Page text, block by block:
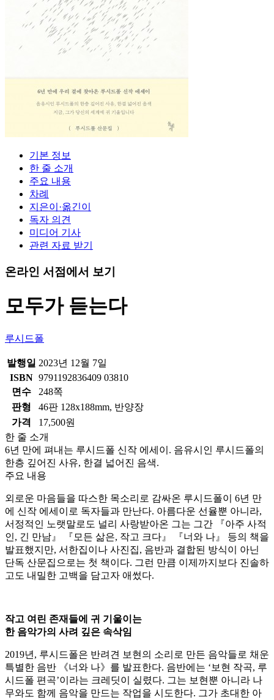
기본 정보
한 줄 소개
주요 내용
차례
지은이·옮긴이
독자 의견
미디어 기사
관련 자료 받기
온라인 서점에서 보기
모두가 듣는다
루시드폴
발행일 2023년 12월 7일
ISBN 9791192836409 03810
면수
248쪽
판형
46판 128x188mm, 반양장
가격
17,500원
한 줄 소개
6년 만에 펴내는 루시드폴 신작 에세이. 음유시인 루시드폴의
한층 깊어진 사유, 한결 넓어진 음색.
주요 내용
외로운 마음들을 따스한 목소리로 감싸온 루시드폴이 6년 만
에 신작 에세이로 독자들과 만난다. 아름다운 선율뿐 아니라,
서정적인 노랫말로도 널리 사랑받아온 그는 그간 『아주 사적
인, 긴 만남』 『모든 삶은, 작고 크다』 『너와 나』 등의 책을
발표했지만, 서한집이나 사진집, 음반과 결합된 방식이 아닌
단독 산문집으로는 첫 책이다. 그런 만큼 이제까지보다 진솔하
고도 내밀한 고백을 담고자 애썼다.
작고 여린 존재들에 귀 기울이는
한 음악가의 사려 깊은 속삭임
2019년, 루시드폴은 반려견 보현의 소리로 만든 음악들로 채운
특별한 음반 《너와 나》를 발표한다. 음반에는 ‘보현 작곡, 루
시드폴 편곡’이라는 크레딧이 실렸다. 그는 보현뿐 아니라 나
무와도 함께 음악을 만드는 작업을 시도한다. 그가 초대한 아